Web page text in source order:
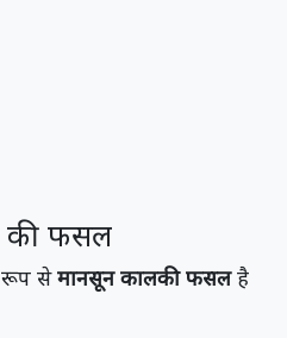
की फसल
सेमानसून कालकी फसलहै